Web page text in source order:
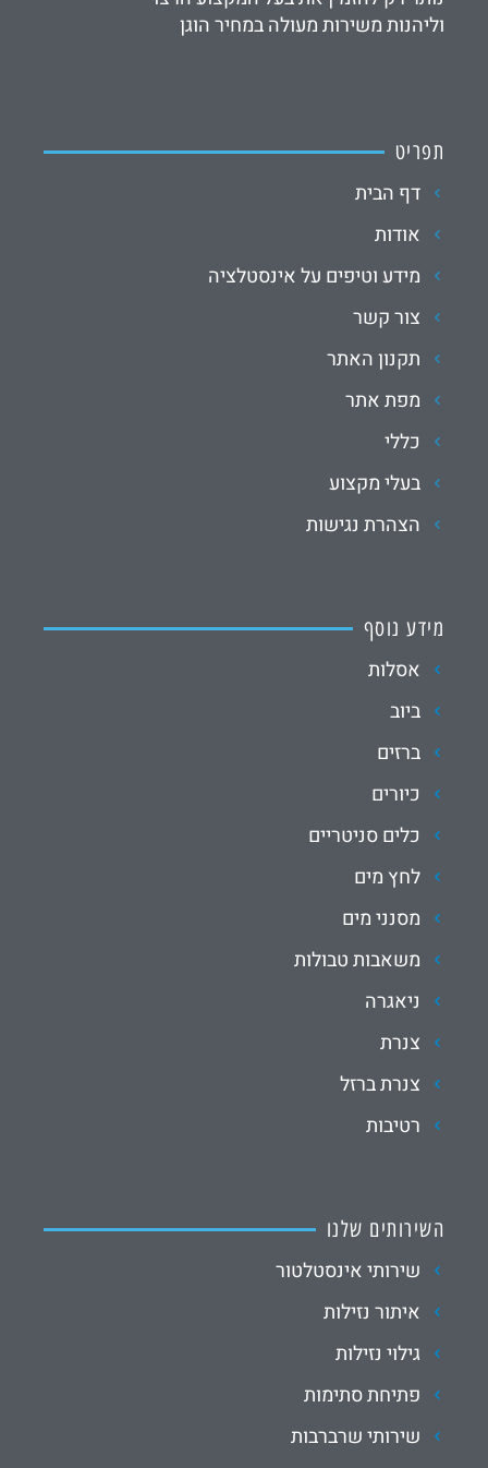
וליהנות משירות מעולה במחיר הוגן
תפריט
דף הבית
אודות
מידע וטיפים על אינסטלציה
צור קשר
תקנון האתר
מפת אתר
כללי
בעלי מקצוע
הצהרת נגישות
מידע נוסף
אסלות
ביוב
ברזים
כיורים
כלים סניטריים
לחץ מים
מסנני מים
משאבות טבולות
ניאגרה
צנרת
צנרת ברזל
רטיבות
השירותים שלנו
שירותי אינסטלטור
איתור נזילות
גילוי נזילות
פתיחת סתימות
שירותי שרברבות